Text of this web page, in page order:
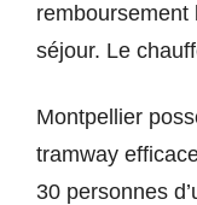
remboursement
séjour. Le
Montpellier
tramway
30 personnes